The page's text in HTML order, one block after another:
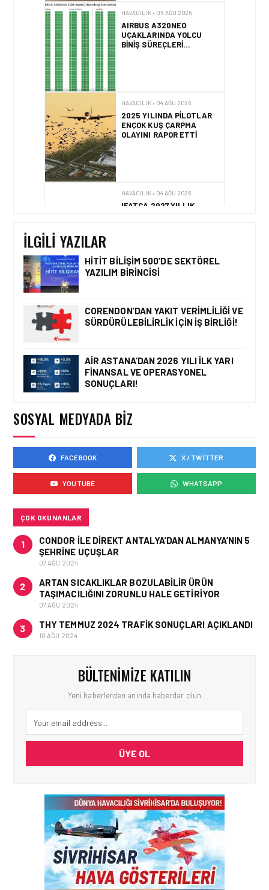
HAVACILIK • 05 AĞU 2026
AIRBUS A320NEO
UÇAKLARINDA YOLCU
BINIŞ SÜREÇLERI
HAVACILIK • 04 AĞU 2026
2025 YILINDA PILOTLAR
ENÇOK KUŞ ÇARPMA
OLAYINI RAPOR ETTI
HAVACILIK • 04 AĞU 2026
IFATCA 2027 YILLIK
BIRINCISI
HAVACILIK • 05 AĞU 2026
YAKIT MALIYETLERINDEKI
ALINIYOR?
HAVACILIK • 05 AĞU 2026
ÇELEBI HAVACILIK
MACARISTAN’DAN
BUDAPEŞTE GÖNÜLLÜ
İLGILI YAZILAR
HITIT BILIŞIM 500’DE SEKTÖREL
YAZILIM BIRINCISI
CORENDON’DAN YAKIT VERIMLILIĞI VE
SÜRDÜRÜLEBILIRLIK IÇIN İŞ BIRLIĞI!
AIR ASTANA’DAN 2026 YILI İLK YARI
FINANSAL VE OPERASYONEL
SONUÇLARI!
SOSYAL MEDYADA BIZ
FACEBOOK X / TWITTER
YOUTUBE WHATSAPP
ÇOK OKUNANLAR
1
CONDOR ILE DIREKT ANTALYA’DAN ALMANYA’NIN 5
ŞEHRINE UÇUŞLAR
07 AĞU 2024
2
ARTAN SICAKLIKLAR BOZULABILIR ÜRÜN
TAŞIMACILIĞINI ZORUNLU HALE GETIRIYOR
07 AĞU 2024
3 THY TEMMUZ 2024 TRAFIK SONUÇLARI AÇIKLANDI
10 AĞU 2024
BÜLTENIMIZE KATILIN
Yeni haberlerden anında haberdar olun
ÜYE OL